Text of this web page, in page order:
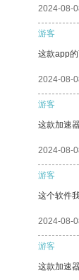
2024-08-
游客
这款app
2024-08-
游客
这款加速
2024-08-
游客
这个软件
2024-08-
游客
这款加速